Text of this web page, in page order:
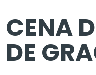
CENA
DE